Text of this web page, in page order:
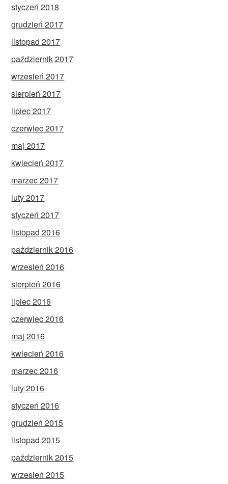
styczeń 2018
grudzień 2017
listopad 2017
październik 2017
wrzesień 2017
sierpień 2017
lipiec 2017
czerwiec 2017
maj 2017
kwiecień 2017
marzec 2017
luty 2017
styczeń 2017
listopad 2016
październik 2016
wrzesień 2016
sierpień 2016
lipiec 2016
czerwiec 2016
maj 2016
kwiecień 2016
marzec 2016
luty 2016
styczeń 2016
grudzień 2015
listopad 2015
październik 2015
wrzesień 2015